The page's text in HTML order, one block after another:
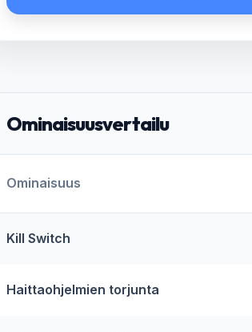
Ominaisuusvertailu
Ominaisuus
Kill Switch
Haittaohjelmien torjunta